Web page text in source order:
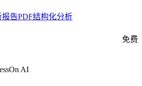
告PDF结构化分析
AI
免费